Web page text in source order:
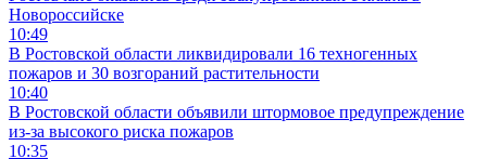
Новороссийске
10:49
В Ростовской области ликвидировали 16 техногенных
пожаров и 30 возгораний растительности
10:40
В Ростовской области объявили штормовое предупреждение
из-за высокого риска пожаров
10:35